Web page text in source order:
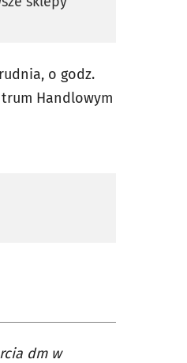
o godz.
Handlowym
dm w